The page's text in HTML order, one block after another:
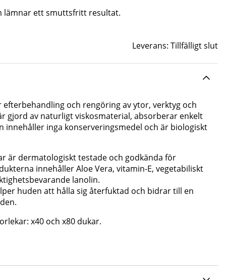
lämnar ett smuttsfritt resultat.
Leverans: Tillfälligt slut
och rengöring av ytor, verktyg och
gjord av naturligt viskosmaterial, absorberar enkelt
innehåller inga konserveringsmedel och är biologiskt
är dermatologiskt testade och godkända för
erna innehåller Aloe Vera, vitamin-E, vegetabiliskt
lanolin.
huden att hålla sig återfuktad och bidrar till en
x40 och x80 dukar.